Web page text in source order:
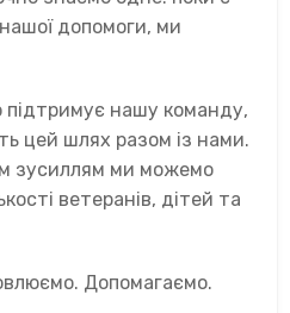
допомоги, ми
нашу команду,
цей шлях разом із нами.
зусиллям ми можемо
ветеранів, дітей та
Допомагаємо.